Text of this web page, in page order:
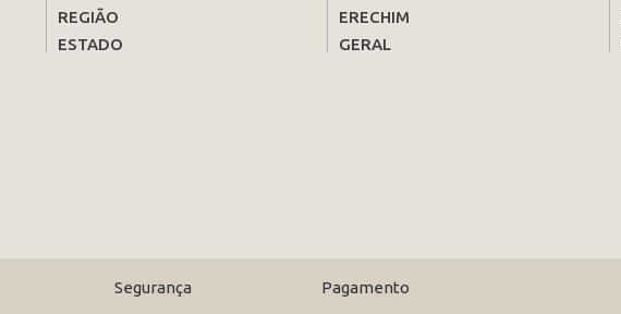
REGIÃO
ESTADO
ERECHIM
GERAL
Segurança Pagamento